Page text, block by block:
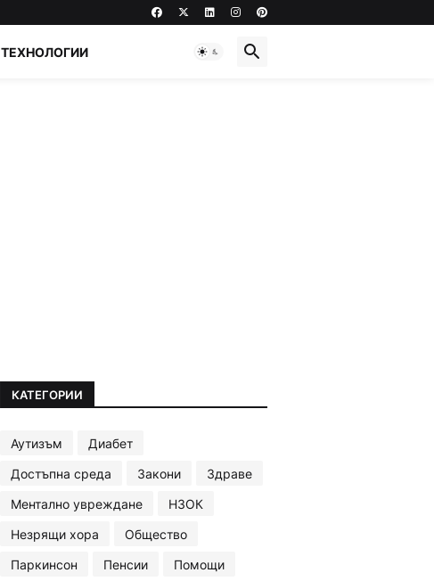
ТЕХНОЛОГИИ
КАТЕГОРИИ
Аутизъм
Диабет
Достъпна среда
Закони
Здраве
Ментално увреждане
НЗОК
Незрящи хора
Общество
Паркинсон
Пенсии
Помощи